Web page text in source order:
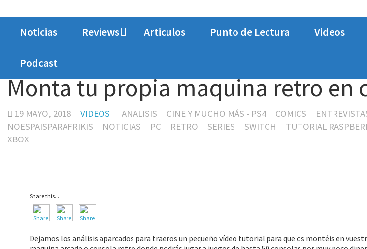
Noticias Reviews Articulos Punto de Lectura Videos
Podcast
Monta tu propia maquina retro en
19 MAYO, 2018 VIDEOS ANALISIS CINE Y MUCHO MÁS - PS4 COMICS
NOESPAISPARAFRIKIS
NOTICIAS PC RETRO SERIES SWITCH TUTORIAL
XBOX
Share this...
Dejamos los análisis aparcados para traeros un pequeño vídeo tutorial para que os montéis en